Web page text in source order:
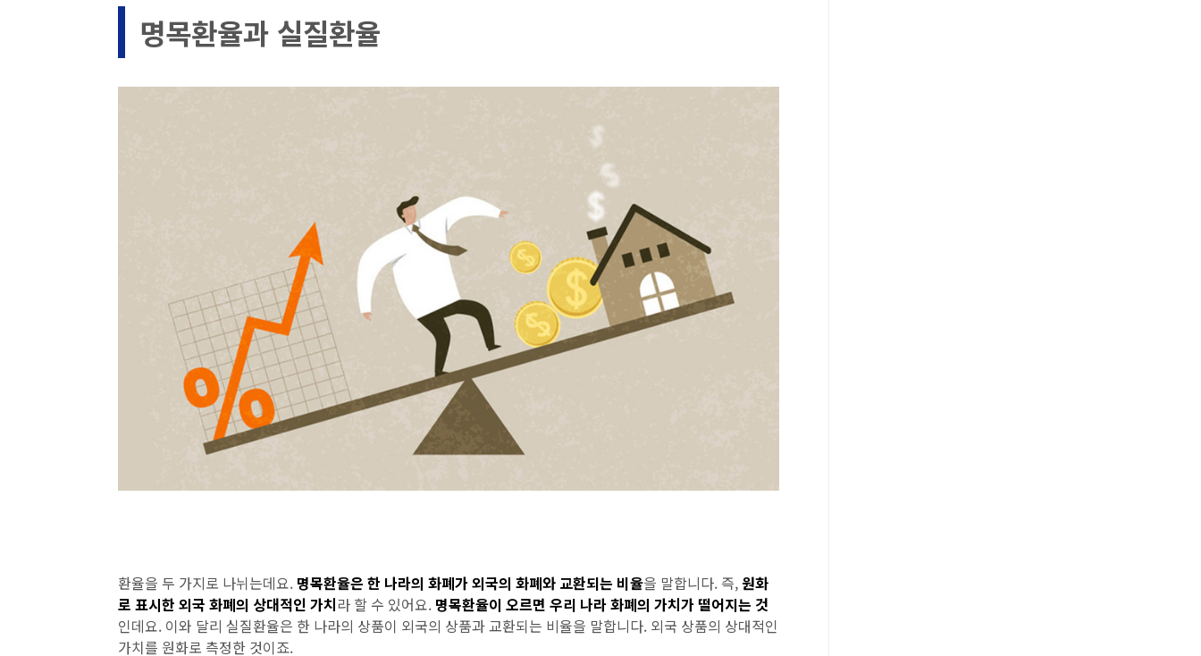
명목환율과 실질환율
환율을 두 가지로 나뉘는데요. 명목환율은 한 나라의 화폐가 외국의 화폐와 교환되는 비율을 말합니다. 즉, 원화
로 표시한 외국 화폐의 상대적인 가치라 할 수 있어요. 명목환율이 오르면 우리 나라 화폐의 가치가 떨어지는 것
인데요. 이와 달리 실질환율은 한 나라의 상품이 외국의 상품과 교환되는 비율을 말합니다. 외국 상품의 상대적인
가치를 원화로 측정한 것이죠.